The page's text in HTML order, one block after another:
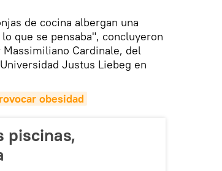
de cocina albergan una
que se pensaba", concluyeron
Cardinale, del
Justus Liebeg en
obesidad
piscinas,